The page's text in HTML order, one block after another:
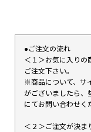
●ご注文の流れ
＜１＞お気に入りの
ご注文下さい。
※商品について、サ
がございましたら、
にてお問い合わせく
＜２＞ご注文が決ま